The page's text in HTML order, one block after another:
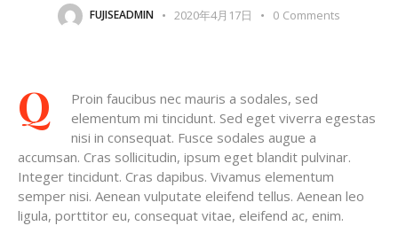
FUJISEADMIN 2020年4月17日 0 Comments
Q
Proin faucibus nec mauris a sodales, sed
elementum mi tincidunt. Sed eget viverra egestas
nisi in consequat. Fusce sodales augue a
accumsan. Cras sollicitudin, ipsum eget blandit pulvinar.
Integer tincidunt. Cras dapibus. Vivamus elementum
semper nisi. Aenean vulputate eleifend tellus. Aenean leo
ligula, porttitor eu, consequat vitae, eleifend ac, enim.